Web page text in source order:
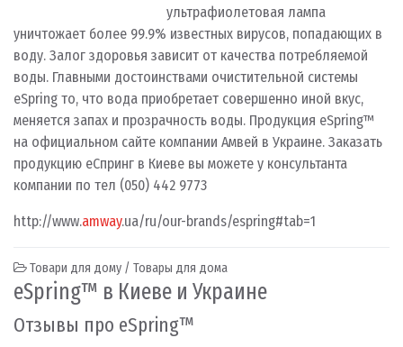
ультрафиолетовая лампа
уничтожает более 99.9% известных вирусов, попадающих в
воду. Залог здоровья зависит от качества потребляемой
воды. Главными достоинствами очистительной системы
eSpring то, что вода приобретает совершенно иной вкус,
меняется запах и прозрачность воды. Продукция eSpring™
на официальном сайте компании Амвей в Украине. Заказать
продукцию еСпринг в Киеве вы можете у консультанта
компании по тел (050) 442 9773
http://www.amway.ua/ru/our-brands/espring#tab=1
Товари для дому / Товары для дома
eSpring™ в Киеве и Украине
Отзывы про eSpring™